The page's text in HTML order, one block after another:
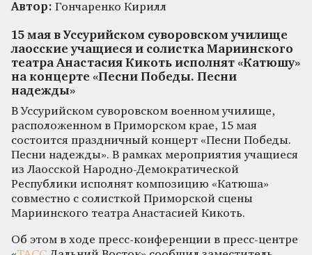
Автор: Гончаренко Кирилл
15 мая в Уссурийском суворовском училище
лаосские учащиеся и солистка Мариинского
театра Анастасия Кикоть исполнят «Катюшу»
на концерте «Песни Победы. Песни
надежды»
В Уссурийском суворовском военном училище,
расположенном в Приморском крае, 15 мая
состоится праздничный концерт «Песни Победы.
Песни надежды». В рамках мероприятия учащиеся
из Лаосской Народно-Демократической
Республики исполнят композицию «Катюша»
совместно с солисткой Приморской сцены
Мариинского театра Анастасией Кикоть.
Об этом в ходе пресс-конференции в пресс-центре